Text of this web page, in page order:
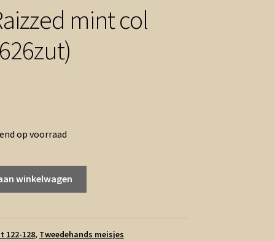
mint col
op voorraad
winkelwagen
122-128, Tweedehands meisjes